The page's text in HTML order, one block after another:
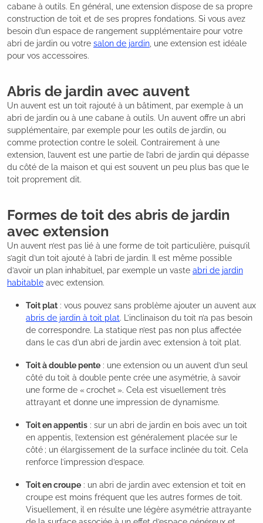
cabane à outils. En général, une extension dispose de sa propre
construction de toit et de ses propres fondations. Si vous avez
besoin d’un espace de rangement supplémentaire pour votre
abri de jardin ou votre salon de jardin, une extension est idéale
pour vos accessoires.
Abris de jardin avec auvent
Un auvent est un toit rajouté à un bâtiment, par exemple à un
abri de jardin ou à une cabane à outils. Un auvent offre un abri
supplémentaire, par exemple pour les outils de jardin, ou
comme protection contre le soleil. Contrairement à une
extension, l’auvent est une partie de l’abri de jardin qui dépasse
du côté de la maison et qui est souvent un peu plus bas que le
toit proprement dit.
Formes de toit des abris de jardin
avec extension
Un auvent n’est pas lié à une forme de toit particulière, puisqu’il
s’agit d’un toit ajouté à l’abri de jardin. Il est même possible
d’avoir un plan inhabituel, par exemple un vaste abri de jardin
habitable avec extension.
Toit plat : vous pouvez sans problème ajouter un auvent aux
abris de jardin à toit plat. L’inclinaison du toit n’a pas besoin
de correspondre. La statique n’est pas non plus affectée
dans le cas d’un abri de jardin avec extension à toit plat.
Toit à double pente : une extension ou un auvent d’un seul
côté du toit à double pente crée une asymétrie, à savoir
une forme de « crochet ». Cela est visuellement très
attrayant et donne une impression de dynamisme.
Toit en appentis : sur un abri de jardin en bois avec un toit
en appentis, l’extension est généralement placée sur le
côté ; un élargissement de la surface inclinée du toit. Cela
renforce l’impression d’espace.
Toit en croupe : un abri de jardin avec extension et toit en
croupe est moins fréquent que les autres formes de toit.
Visuellement, il en résulte une légère asymétrie attrayante